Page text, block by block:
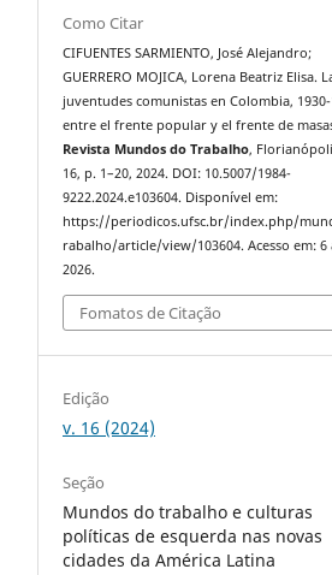
Como Citar
CIFUENTES SARMIENTO, José Alejandro;
GUERRERO MOJICA, Lorena Beatriz Elisa.
juventudes comunistas en Colombia, 1930-
entre el frente popular y el frente de
Revista Mundos do Trabalho,
16, p. 1–20, 2024. DOI: 10.5007/1984-
9222.2024.e103604. Disponível em:
https://periodicos.ufsc.br/index.php/
rabalho/article/view/103604. Acesso em: 6
2026.
Fomatos de Citação
Edição
v. 16 (2024)
Seção
Mundos do trabalho e culturas
políticas de esquerda nas novas
cidades da América Latina